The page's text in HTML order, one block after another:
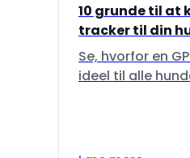
10 grunde til at
tracker til din
Se, hvorfor en
ideel til alle